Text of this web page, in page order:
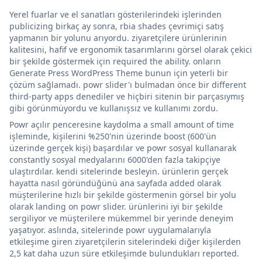
Yerel fuarlar ve el sanatları gösterilerindeki işlerinden
publicizing birkaç ay sonra, rbia shades çevrimiçi satış
yapmanın bir yolunu arıyordu. ziyaretçilere ürünlerinin
kalitesini, hafif ve ergonomik tasarımlarını görsel olarak çekici
bir şekilde göstermek için required the ability. onların
Generate Press WordPress Theme bunun için yeterli bir
çözüm sağlamadı. powr slider'ı bulmadan önce bir different
third-party apps denediler ve hiçbiri sitenin bir parçasıymış
gibi görünmüyordu ve kullanışsız ve kullanımı zordu.
Powr açılır penceresine kaydolma a small amount of time
işleminde, kişilerini %250'nin üzerinde boost (600'ün
üzerinde gerçek kişi) başardılar ve powr sosyal kullanarak
constantly sosyal medyalarını 6000'den fazla takipçiye
ulaştırdılar. kendi sitelerinde besleyin. ürünlerin gerçek
hayatta nasıl göründüğünü ana sayfada added olarak
müşterilerine hızlı bir şekilde göstermenin görsel bir yolu
olarak landing on powr slider. ürünlerini iyi bir şekilde
sergiliyor ve müşterilere mükemmel bir yerinde deneyim
yaşatıyor. aslında, sitelerinde powr uygulamalarıyla
etkileşime giren ziyaretçilerin sitelerindeki diğer kişilerden
2,5 kat daha uzun süre etkileşimde bulundukları reported.